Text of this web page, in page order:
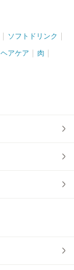
ソフトドリンク
ヘアケア 肉